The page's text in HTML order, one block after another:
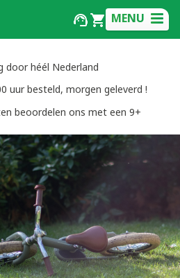
MENU
door héél Nederland
uur besteld, morgen geleverd !
beoordelen ons met een 9+